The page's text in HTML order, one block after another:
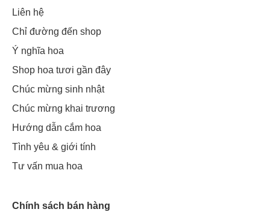
Liên hệ
Chỉ đường đến shop
Ý nghĩa hoa
Shop hoa tươi gần đây
Chúc mừng sinh nhật
Chúc mừng khai trương
Hướng dẫn cắm hoa
Tình yêu & giới tính
Tư vấn mua hoa
Chính sách bán hàng